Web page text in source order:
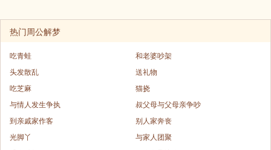
热门周公解梦
吃青蛙
和老婆吵架
头发散乱
送礼物
吃芝麻
猫挠
与情人发生争执
叔父母与父母亲争吵
到亲戚家作客
别人家奔丧
光脚丫
与家人团聚